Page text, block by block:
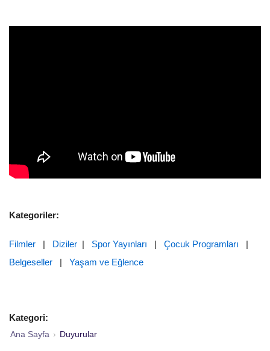
Kategoriler:
Filmler | Diziler | Spor Yayınları | Çocuk Programları |
Belgeseller | Yaşam ve Eğlence
Kategori:
Ana Sayfa › Duyurular